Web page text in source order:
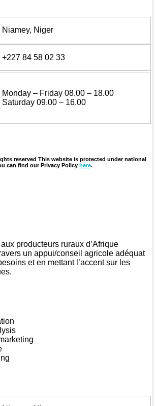
Niamey, Niger
+227 84 58 02 33
Monday – Friday 08.00 – 18.00
Saturday 09.00 – 16.00
reserved This website is protected under national
can find our Privacy Policy here.
producteurs ruraux d’Afrique
un appui/conseil agricole adéquat
et en mettant l’accent sur les